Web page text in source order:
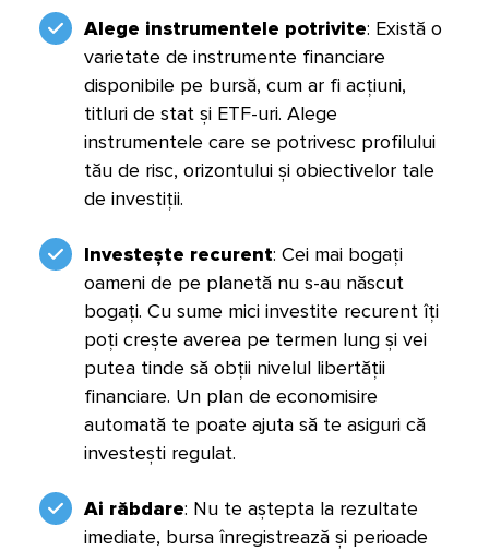
Alege instrumentele potrivite: Există o
varietate de instrumente financiare
disponibile pe bursă, cum ar fi acțiuni,
titluri de stat și ETF-uri. Alege
instrumentele care se potrivesc profilului
tău de risc, orizontului și obiectivelor tale
de investiții.
Investește recurent: Cei mai bogați
oameni de pe planetă nu s-au născut
bogați. Cu sume mici investite recurent îți
poți crește averea pe termen lung și vei
putea tinde să obții nivelul libertății
financiare. Un plan de economisire
automată te poate ajuta să te asiguri că
investești regulat.
Ai răbdare: Nu te aștepta la rezultate
imediate, bursa înregistrează și perioade